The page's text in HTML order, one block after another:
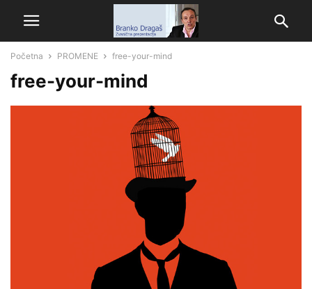
Početna PROMENE free-your-mind
free-your-mind